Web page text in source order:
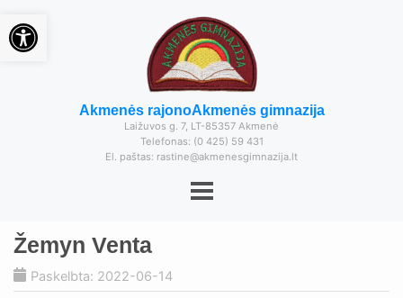
Akmenės rajonoAkmenės gimnazija
Laižuvos g. 7, LT-85357 Akmenė
Telefonas: (0 425) 59 431
El. paštas: rastine@akmenesgimnazija.lt
Žemyn Venta
Paskelbta: 2022-06-14
Open toolbar